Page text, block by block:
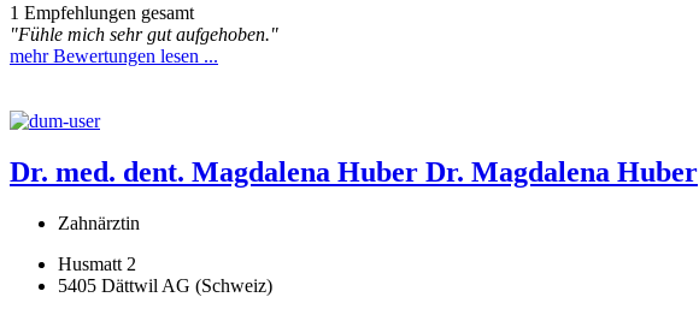
1 Empfehlungen gesamt
"Fühle mich sehr gut aufgehoben."
mehr Bewertungen lesen ...
Dr. med. dent. Magdalena Huber Dr. Magdalena Huber
Zahnärztin
Husmatt 2
5405 Dättwil AG (Schweiz)